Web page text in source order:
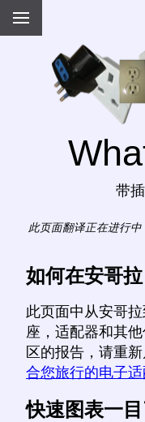
带
此页面翻译正在进行
如何在安哥
此页面中从安哥
座，适配器和其
区的报告，请重
合您旅行的电子
快速图表一